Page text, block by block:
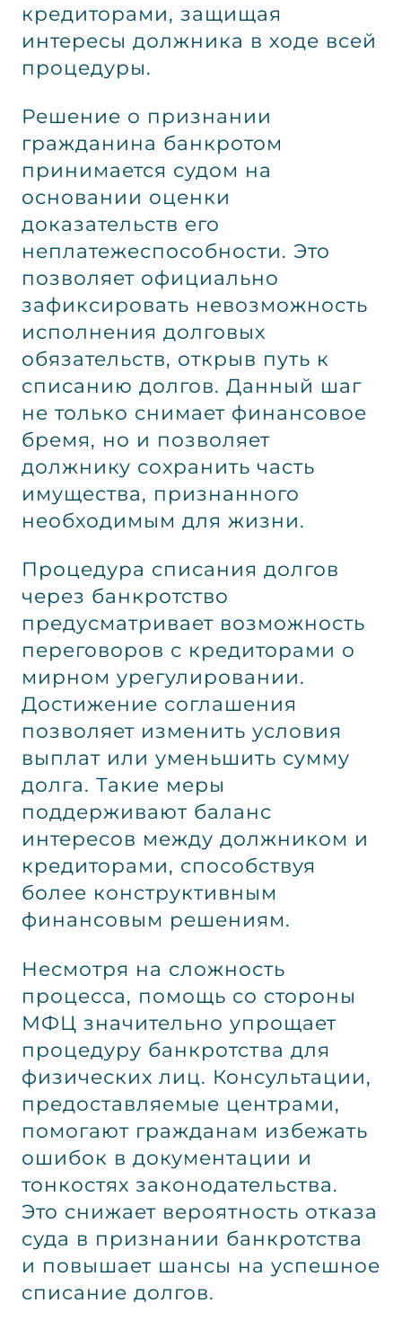
кредиторами, защищая
интересы должника в ходе всей
процедуры.
Решение о признании
гражданина банкротом
принимается судом на
основании оценки
доказательств его
неплатежеспособности. Это
позволяет официально
зафиксировать невозможность
исполнения долговых
обязательств, открыв путь к
списанию долгов. Данный шаг
не только снимает финансовое
бремя, но и позволяет
должнику сохранить часть
имущества, признанного
необходимым для жизни.
Процедура списания долгов
через банкротство
предусматривает возможность
переговоров с кредиторами о
мирном урегулировании.
Достижение соглашения
позволяет изменить условия
выплат или уменьшить сумму
долга. Такие меры
поддерживают баланс
интересов между должником и
кредиторами, способствуя
более конструктивным
финансовым решениям.
Несмотря на сложность
процесса, помощь со стороны
МФЦ значительно упрощает
процедуру банкротства для
физических лиц. Консультации,
предоставляемые центрами,
помогают гражданам избежать
ошибок в документации и
тонкостях законодательства.
Это снижает вероятность отказа
суда в признании банкротства
и повышает шансы на успешное
списание долгов.